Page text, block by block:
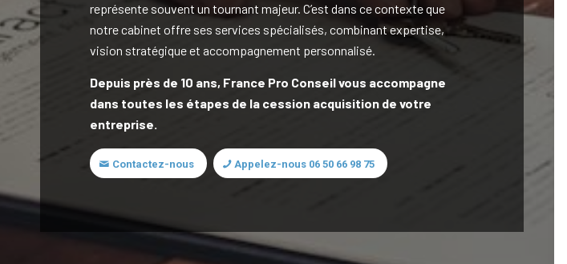
représente souvent un tournant majeur. C’est dans ce contexte que
notre cabinet offre ses services spécialisés, combinant expertise,
vision stratégique et accompagnement personnalisé.
Depuis près de 10 ans, France Pro Conseil vous accompagne
dans toutes les étapes de la cession acquisition de votre
entreprise.
Contactez-nous Appelez-nous 06 50 66 98 75